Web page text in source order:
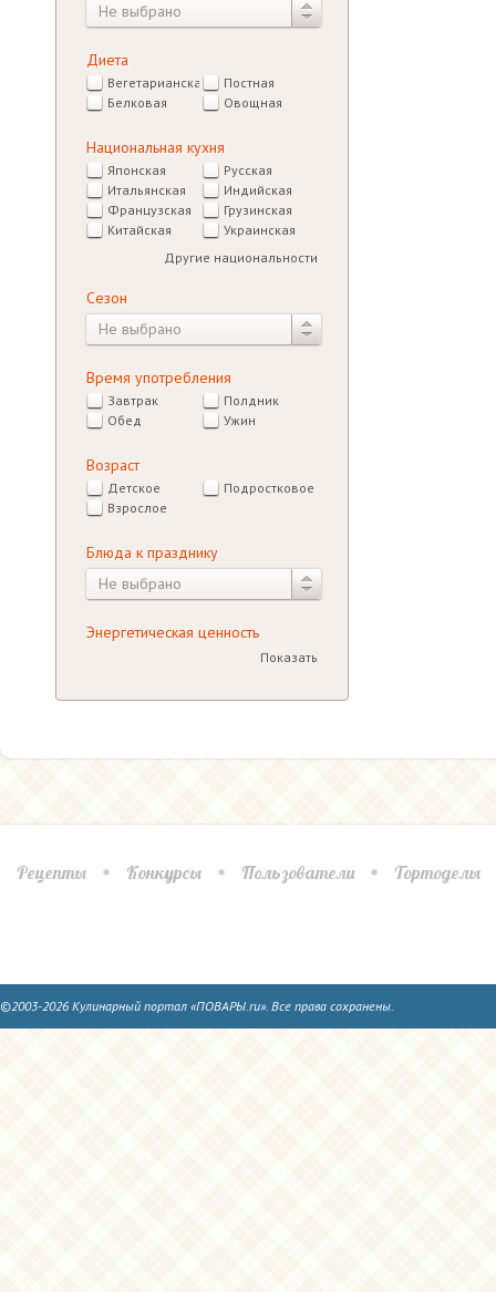
Не выбрано
Диета
Вегетарианская
Постная
Белковая
Овощная
Национальная кухня
Японская
Русская
Итальянская
Индийская
Французская
Грузинская
Китайская
Украинская
Другие национальности
Сезон
Не выбрано
Время употребления
Завтрак
Полдник
Обед
Ужин
Возраст
Детское
Подростковое
Взрослое
Блюда к празднику
Не выбрано
Энергетическая ценность
Показать
Рецепты Конкурсы Пользователи Тортоделы
©2003-2026 Кулинарный портал «ПОВАРЫ.ru». Все права сохранены.